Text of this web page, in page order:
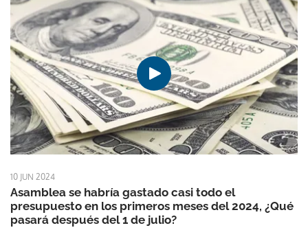
10 JUN 2024
Asamblea se habría gastado casi todo el
presupuesto en los primeros meses del 2024, ¿Qué
pasará después del 1 de julio?